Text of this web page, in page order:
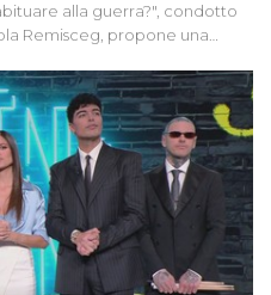
alla guerra?", condotto
Remisceg, propone una
diventata una realtà pervasiva.
coinvolta in conflitti armati, il
considerarla un fenomeno